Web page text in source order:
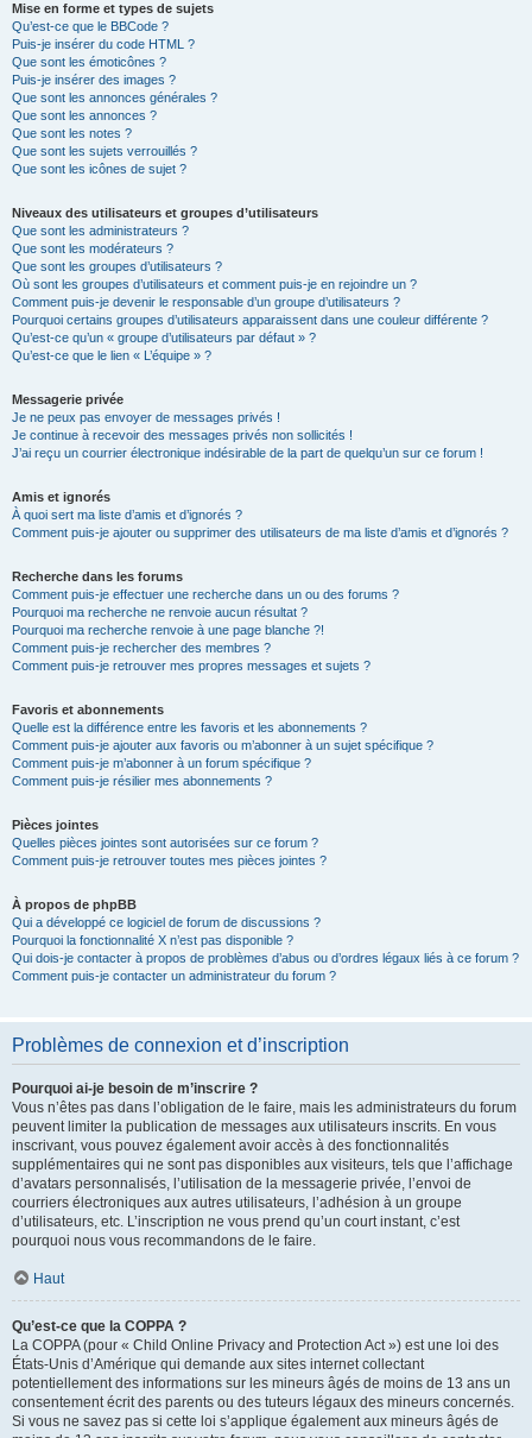
Mise en forme et types de sujets
Qu’est-ce que le BBCode ?
Puis-je insérer du code HTML ?
Que sont les émoticônes ?
Puis-je insérer des images ?
Que sont les annonces générales ?
Que sont les annonces ?
Que sont les notes ?
Que sont les sujets verrouillés ?
Que sont les icônes de sujet ?
Niveaux des utilisateurs et groupes d’utilisateurs
Que sont les administrateurs ?
Que sont les modérateurs ?
Que sont les groupes d’utilisateurs ?
Où sont les groupes d’utilisateurs et comment puis-je en rejoindre un ?
Comment puis-je devenir le responsable d’un groupe d’utilisateurs ?
Pourquoi certains groupes d’utilisateurs apparaissent dans une couleur différente ?
Qu’est-ce qu’un « groupe d’utilisateurs par défaut » ?
Qu’est-ce que le lien « L’équipe » ?
Messagerie privée
Je ne peux pas envoyer de messages privés !
Je continue à recevoir des messages privés non sollicités !
J’ai reçu un courrier électronique indésirable de la part de quelqu’un sur ce forum !
Amis et ignorés
À quoi sert ma liste d’amis et d’ignorés ?
Comment puis-je ajouter ou supprimer des utilisateurs de ma liste d’amis et d’ignorés ?
Recherche dans les forums
Comment puis-je effectuer une recherche dans un ou des forums ?
Pourquoi ma recherche ne renvoie aucun résultat ?
Pourquoi ma recherche renvoie à une page blanche ?!
Comment puis-je rechercher des membres ?
Comment puis-je retrouver mes propres messages et sujets ?
Favoris et abonnements
Quelle est la différence entre les favoris et les abonnements ?
Comment puis-je ajouter aux favoris ou m’abonner à un sujet spécifique ?
Comment puis-je m’abonner à un forum spécifique ?
Comment puis-je résilier mes abonnements ?
Pièces jointes
Quelles pièces jointes sont autorisées sur ce forum ?
Comment puis-je retrouver toutes mes pièces jointes ?
À propos de phpBB
Qui a développé ce logiciel de forum de discussions ?
Pourquoi la fonctionnalité X n’est pas disponible ?
Qui dois-je contacter à propos de problèmes d’abus ou d’ordres légaux liés à ce forum ?
Comment puis-je contacter un administrateur du forum ?
Problèmes de connexion et d’inscription
Pourquoi ai-je besoin de m’inscrire ?
Vous n’êtes pas dans l’obligation de le faire, mais les administrateurs du forum
peuvent limiter la publication de messages aux utilisateurs inscrits. En vous
inscrivant, vous pouvez également avoir accès à des fonctionnalités
supplémentaires qui ne sont pas disponibles aux visiteurs, tels que l’affichage
d’avatars personnalisés, l’utilisation de la messagerie privée, l’envoi de
courriers électroniques aux autres utilisateurs, l’adhésion à un groupe
d’utilisateurs, etc. L’inscription ne vous prend qu’un court instant, c’est
pourquoi nous vous recommandons de le faire.
Haut
Qu’est-ce que la COPPA ?
La COPPA (pour « Child Online Privacy and Protection Act ») est une loi des
États-Unis d’Amérique qui demande aux sites internet collectant
potentiellement des informations sur les mineurs âgés de moins de 13 ans un
consentement écrit des parents ou des tuteurs légaux des mineurs concernés.
Si vous ne savez pas si cette loi s’applique également aux mineurs âgés de